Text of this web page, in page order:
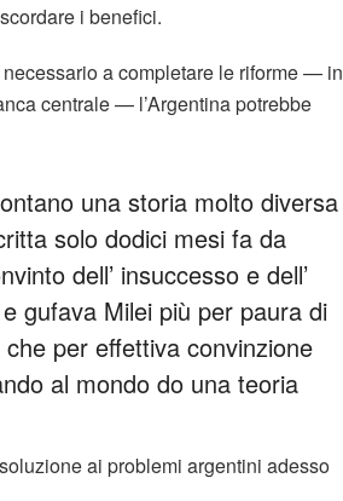
i benefici.
a completare le riforme — in
centrale — l’Argentina potrebbe
una storia molto diversa
solo dodici mesi fa da
dell’ insuccesso e dell’
gufava Milei più per paura di
per effettiva convinzione
al mondo do una teoria
ai problemi argentini adesso